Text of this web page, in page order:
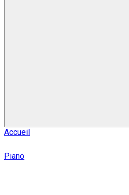
Accueil
Piano